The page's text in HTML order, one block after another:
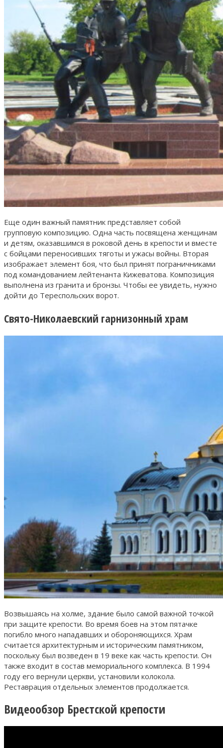
Еще один важный памятник представляет собой
групповую композицию. Одна часть посвящена женщинам
и детям, оказавшимся в роковой день в крепости и вместе
с бойцами переносивших тяготы и ужасы войны. Вторая
изображает элемент боя, что был принят пограничниками
под командованием лейтенанта Кижеватова. Композиция
выполнена из гранита и бронзы. Чтобы ее увидеть, нужно
дойти до Тереспольских ворот.
Свято-Николаевский гарнизонный храм
Возвышаясь на холме, здание было самой важной точкой
при защите крепости. Во время боев на этом пятачке
погибло много нападавших и обороняющихся. Храм
считается архитектурным и историческим памятником,
поскольку был возведен в 19 веке как часть крепости. Он
также входит в состав мемориального комплекса. В 1994
году его вернули церкви, установили колокола.
Реставрация отдельных элементов продолжается.
Видеообзор Брестской крепости